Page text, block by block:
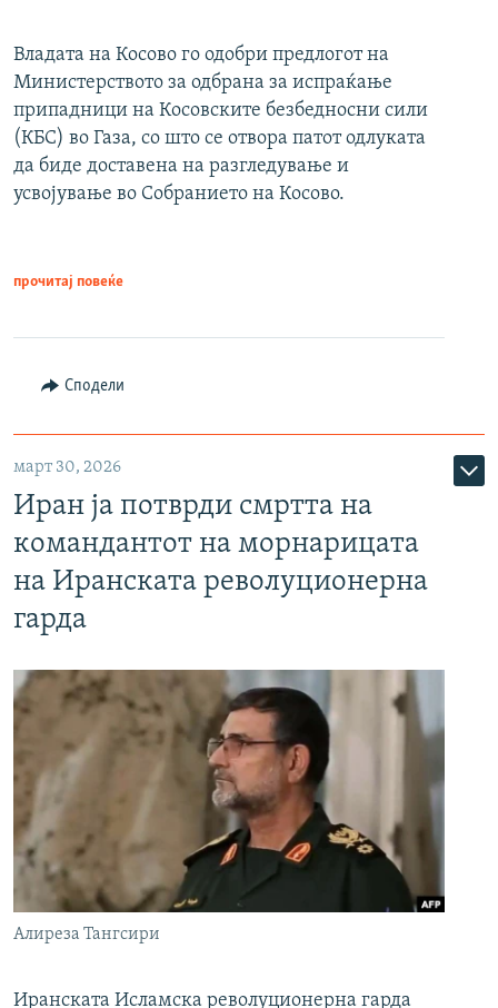
Владата на Косово го одобри предлогот на
Министерството за одбрана за испраќање
припадници на Косовските безбедносни сили
(КБС) во Газа, со што се отвора патот одлуката
да биде доставена на разгледување и
усвојување во Собранието на Косово.
прочитај повеќе
Сподели
март 30, 2026
Иран ја потврди смртта на
командантот на морнарицата
на Иранската револуционерна
гарда
Алиреза Тангсири
Иранската Исламска револуционерна гарда